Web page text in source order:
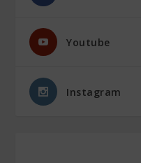
Youtube
Instagram